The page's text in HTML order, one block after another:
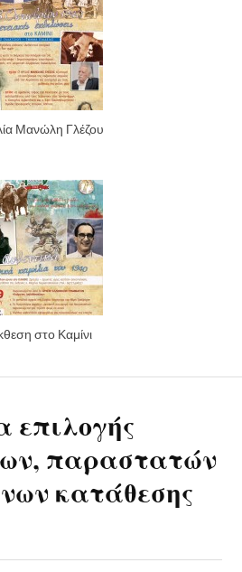
Μανώλη Γλέζου
στο Καμίνι
επιλογής
παραστατών
κατάθεσης